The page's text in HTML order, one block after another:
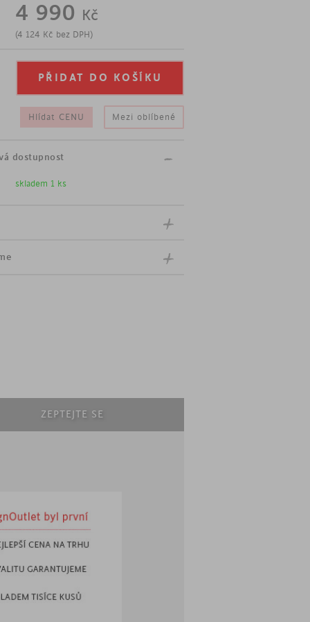
výrazně větší plochu.
40 cm, hloubka: 35 cm
4 990 Kč
(4 124 Kč bez DPH)
Hlídat CENU Mezi oblíbené
dostupnost
skladem 1 ks
ZEPTEJTE SE